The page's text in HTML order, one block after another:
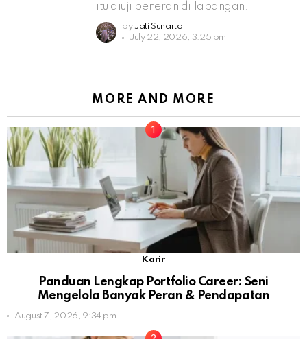
itu diuji beneran di lapangan.
by Jati Sunarto
July 22, 2026, 3:25 pm
MORE AND MORE
Karir
Panduan Lengkap Portfolio Career: Seni
Mengelola Banyak Peran & Pendapatan
August 7, 2026, 9:34 pm